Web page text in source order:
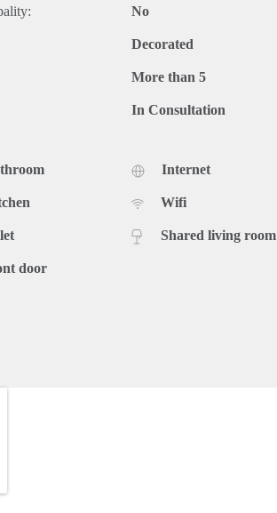
No
Decorated
More than 5
In Consultation
door
Internet
Wifi
Shared living room